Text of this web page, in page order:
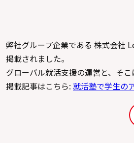
弊社グループ企業である 株式会社
掲載されました。
グローバル就活支援の運営と、そ
掲載記事はこちら: 就活塾で学生の